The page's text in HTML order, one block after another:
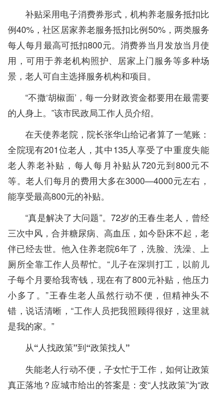
补贴采用电子消费券形式，机构养老服务抵扣比
例40%，社区居家养老服务抵扣比例50%，两类服务
每人每月最高可抵扣800元。消费券当月发放当月使
用，可用于养老机构照护、居家上门服务等多种场
景，老人可自主选择服务机构和项目。
“不撒‘胡椒面’，每一分财政资金都要用在最需要
的人身上。”该市民政局工作人员介绍。
在天使养老院，院长张华山给记者算了一笔账：
全院现有201位老人，其中135人享受了中重度失能
老人养老补贴，每人每月补贴从720元到800元不
等。老人们每月的费用大多在3000—4000元左右，
能享受最高800元的补贴。
“真是解决了大问题”。72岁的王春生老人，曾经
三次中风，合并糖尿病、高血压，如今卧床不起，老
伴已经去世。他入住养老院6年了，洗脸、洗澡、上
厕所全靠工作人员帮忙。“儿子在深圳打工，以前儿
子每个月要给我寄钱，现在有了800元补贴，他压力
小多了。”王春生老人虽然行动不便，但精神头不
错，说话清晰，“工作人员把我照顾得很好，这里就
是我的家。”
从“人找政策”到“政策找人”
失能老人行动不便，子女忙于工作，如何让政策
真正落地？应城市给出的答案是：变“人找政策”为“政